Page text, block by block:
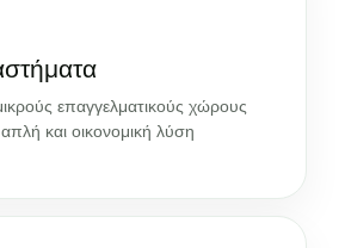
επαγγελματικούς χώρους
και οικονομική λύση